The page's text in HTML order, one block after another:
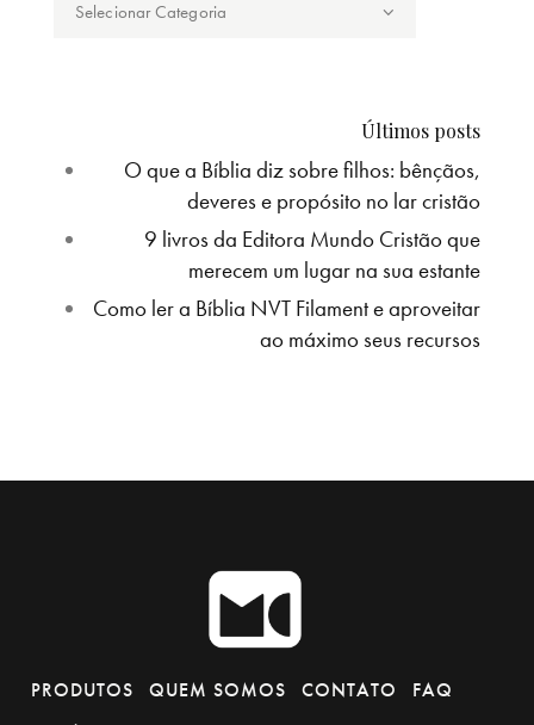
Últimos posts
O que a Bíblia diz sobre filhos: bênçãos,
deveres e propósito no lar cristão
9 livros da Editora Mundo Cristão que
merecem um lugar na sua estante
Como ler a Bíblia NVT Filament e aproveitar
ao máximo seus recursos
PRODUTOS QUEM SOMOS CONTATO
FAQ